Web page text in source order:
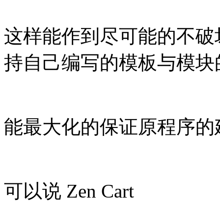
这样能作到尽可能的不
持自己编写的模板与模
能最大化的保证原程序
可以说 Zen Cart